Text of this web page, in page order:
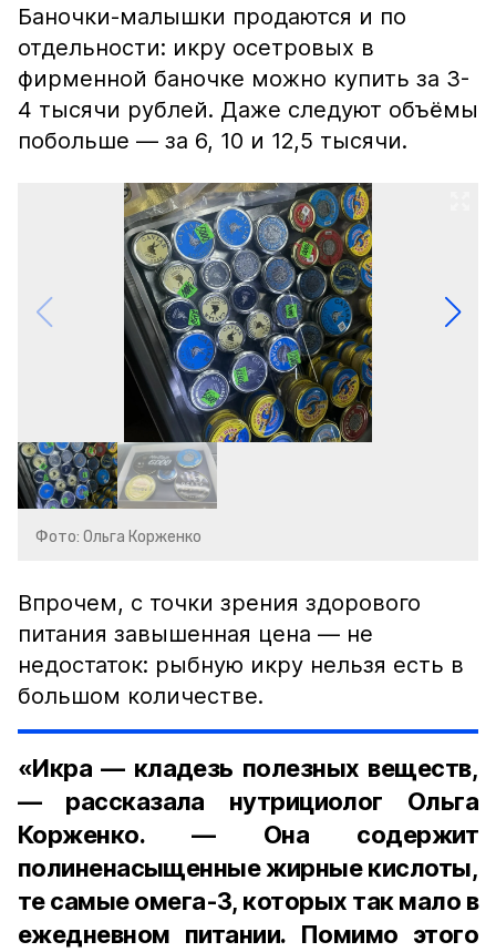
Баночки-малышки продаются и по
отдельности: икру осетровых в
фирменной баночке можно купить за 3-
4 тысячи рублей. Даже следуют объёмы
побольше — за 6, 10 и 12,5 тысячи.
Фото: Ольга Корженко
Впрочем, с точки зрения здорового
питания завышенная цена — не
недостаток: рыбную икру нельзя есть в
большом количестве.
«Икра — кладезь полезных веществ,
— рассказала нутрициолог Ольга
Корженко. — Она содержит
полиненасыщенные жирные кислоты,
те самые омега-3, которых так мало в
ежедневном питании. Помимо этого